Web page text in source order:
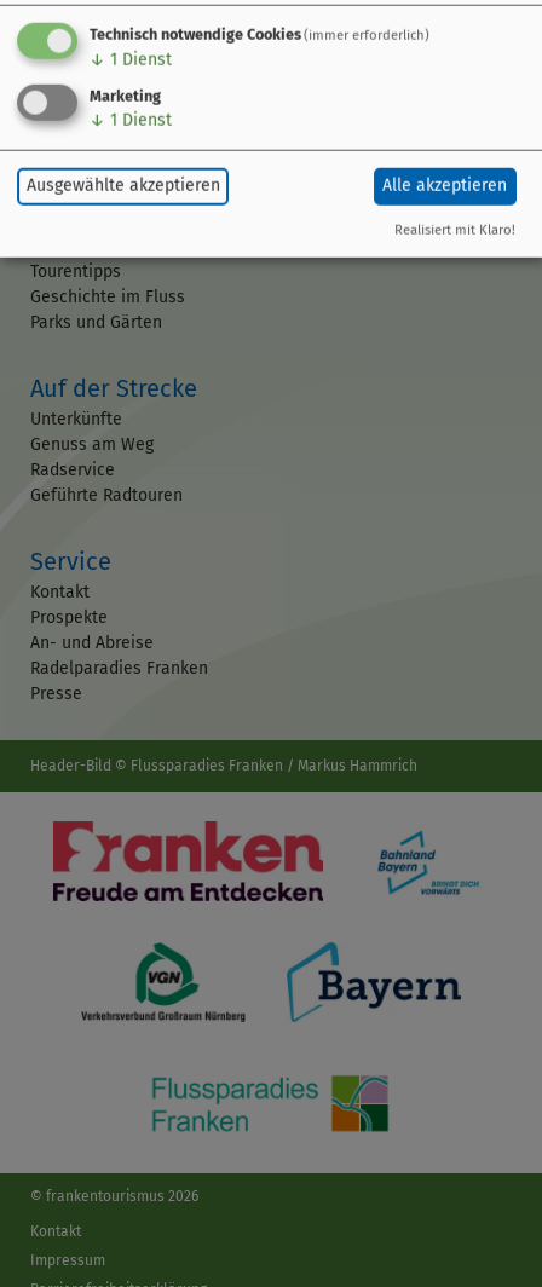
Der Radweg
Kurzinfo
Streckenführung
Orte am Weg
Gebiete am Weg
Sehenswert
Tourentipps
Geschichte im Fluss
Parks und Gärten
Auf der Strecke
Unterkünfte
Genuss am Weg
Radservice
Geführte Radtouren
Service
Kontakt
Prospekte
An- und Abreise
Radelparadies Franken
Presse
Header-Bild © Flussparadies Franken / Markus Hammrich
© frankentourismus 2026
Kontakt
Impressum
Technisch notwendige Cookies(immer erforderlich)
↓ 1 Dienst
Marketing
↓ 1 Dienst
Ausgewählte akzeptieren Alle akzeptieren
Realisiert mit Klaro!